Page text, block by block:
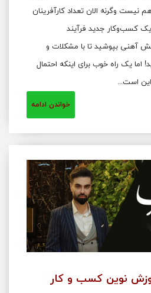
نیست وگرنه الان تعداد کارآفرینان
کسب‌وکار جدید فرآیند
آهنی بپوشید تا با مشکلات و
اما یک راه خوب برای اینکه احتمال
است...
خواندن ادامه
نوین کسب و کار